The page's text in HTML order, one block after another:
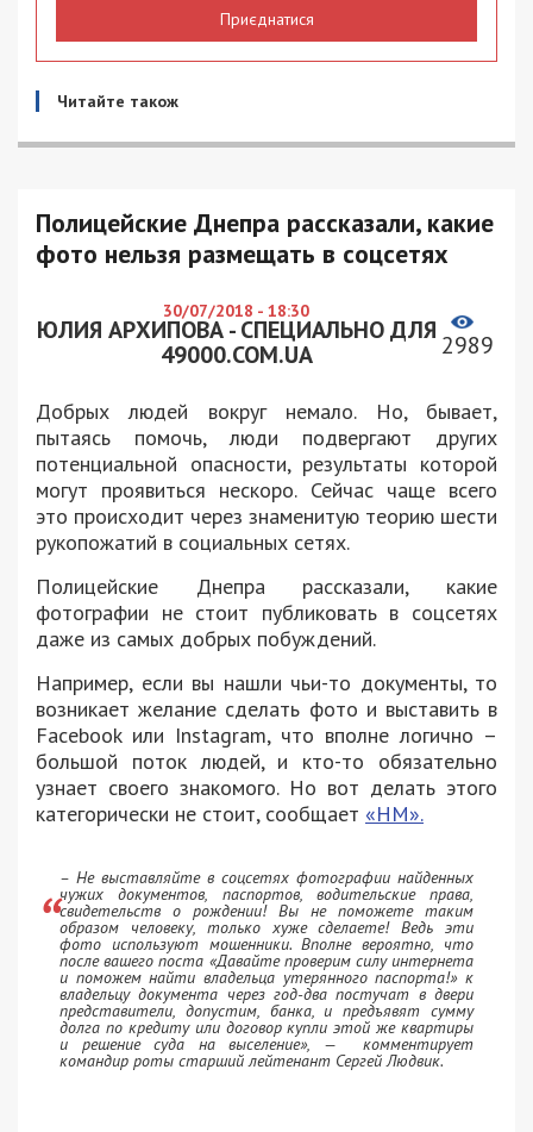
Приєднатися
Читайте також
Полицейские Днепра рассказали, какие
фото нельзя размещать в соцсетях
30/07/2018 - 18:30
ЮЛИЯ АРХИПОВА - СПЕЦИАЛЬНО ДЛЯ
49000.COM.UA
2989
Добрых людей вокруг немало. Но, бывает,
пытаясь помочь, люди подвергают других
потенциальной опасности, результаты которой
могут проявиться нескоро. Сейчас чаще всего
это происходит через знаменитую теорию шести
рукопожатий в социальных сетях.
Полицейские Днепра рассказали, какие
фотографии не стоит публиковать в соцсетях
даже из самых добрых побуждений.
Например, если вы нашли чьи-то документы, то
возникает желание сделать фото и выставить в
Facebook или Instagram, что вполне логично –
большой поток людей, и кто-то обязательно
узнает своего знакомого. Но вот делать этого
категорически не стоит, сообщает «НМ».
– Не выставляйте в соцсетях фотографии найденных
чужих документов, паспортов, водительские права,
свидетельств о рождении! Вы не поможете таким
образом человеку, только хуже сделаете! Ведь эти
фото используют мошенники. Вполне вероятно, что
после вашего поста «Давайте проверим силу интернета
и поможем найти владельца утерянного паспорта!» к
владельцу документа через год-два постучат в двери
представители, допустим, банка, и предъявят сумму
долга по кредиту или договор купли этой же квартиры
и решение суда на выселение», — комментирует
командир роты старший лейтенант Сергей Людвик.